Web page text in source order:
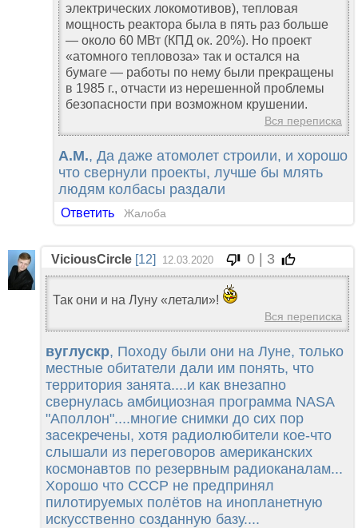
электрических локомотивов), тепловая
мощность реактора была в пять раз больше
— около 60 МВт (КПД ок. 20%). Но проект
«атомного тепловоза» так и остался на
бумаге — работы по нему были прекращены
в 1985 г., отчасти из нерешенной проблемы
безопасности при возможном крушении.
Вся переписка
A.M., Да даже атомолет строили, и хорошо
что свернули проекты, лучше бы млять
людям колбасы раздали
Ответить Жалоба
ViciousCircle [12] 12.03.2020 0 | 3
Так они и на Луну «летали»!
Вся переписка
вуглускр, Походу были они на Луне, только
местные обитатели дали им понять, что
территория занята....и как внезапно
свернулась амбициозная программа NASA
"Аполлон"....многие снимки до сих пор
засекречены, хотя радиолюбители кое-что
слышали из переговоров американских
космонавтов по резервным радиоканалам...
Хорошо что СССР не предпринял
пилотируемых полётов на инопланетную
искусственно созданную базу....